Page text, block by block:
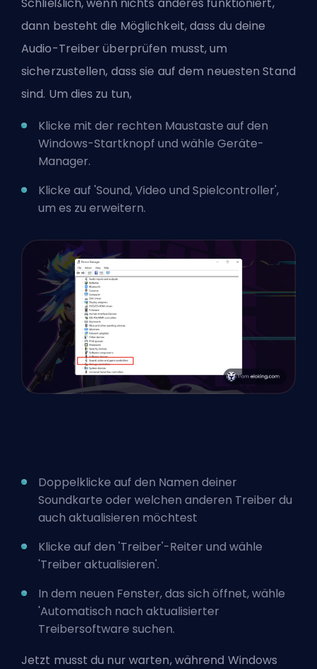
dann besteht die Möglichkeit, dass du deine
Audio-Treiber überprüfen musst, um
sicherzustellen, dass sie auf dem neuesten Stand
sind. Um dies zu tun,
Klicke mit der rechten Maustaste auf den
Windows-Startknopf und wähle Geräte-
Manager.
Klicke auf 'Sound, Video und Spielcontroller',
um es zu erweitern.
Doppelklicke auf den Namen deiner
Soundkarte oder welchen anderen Treiber du
auch aktualisieren möchtest
Klicke auf den 'Treiber'-Reiter und wähle
'Treiber aktualisieren'.
In dem neuen Fenster, das sich öffnet, wähle
'Automatisch nach aktualisierter
Treibersoftware suchen.
Jetzt musst du nur warten, während Windows